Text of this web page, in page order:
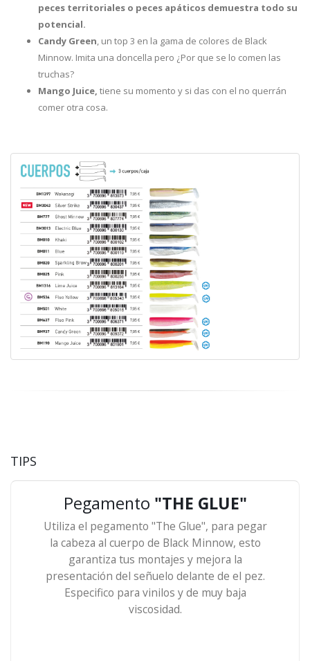
peces territoriales o peces apáticos demuestra todo su
potencial.
Candy Green , un top 3 en la gama de colores de Black
Minnow. Imita una doncella pero ¿Por que se lo comen las
truchas?
Mango Juice, tiene su momento y si das con el no querrán
comer otra cosa.
TIPS
Pegamento "THE GLUE"
Utiliza el pegamento "The Glue", para pegar
la cabeza al cuerpo de Black Minnow, esto
garantiza tus montajes y mejora la
presentación del señuelo delante de el pez.
Especifico para vinilos y de muy baja
viscosidad.